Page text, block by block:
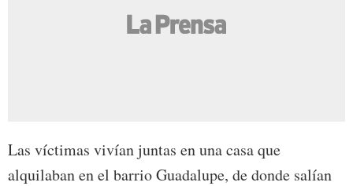
Las víctimas vivían juntas en una casa que
alquilaban en el barrio Guadalupe, de donde salían